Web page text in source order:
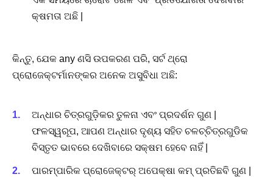
କ୍ଷମତା ଅଛି |
କିନ୍ତୁ, ଯେକ any ଣସି ଉପକରଣ ପରି, ସର୍ଟ ଥ୍ରୋ
ପ୍ରୋଜେକ୍ଟର୍ମାନଙ୍କର ଅନେକ ଅସୁବିଧା ଅଛି:
ଅନ୍ଧାର ଚିତ୍ରଗୁଡ଼ିକର ତୁଳନା ଏବଂ ପ୍ରଦର୍ଶନ ଗୁଣ |
ଫଳସ୍ୱରୂପ, ଆପଣ ଅନ୍ଧାର ଦୃଶ୍ୟ ସହିତ ଚଳଚ୍ଚିତ୍ରଗୁଡିକ
ବିସ୍ତୃତ ଭାବରେ ଦେଖିବାରେ ସକ୍ଷମ ହେବେ ନାହିଁ |
ପାରମ୍ପାରିକ ପ୍ରୋଜେକ୍ଟର୍ ଅପେକ୍ଷା କମ୍ ପ୍ରତିଛବି ଗୁଣ |